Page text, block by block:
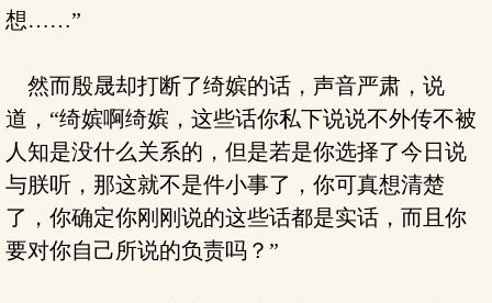
想……”
然而殷晟却打断了绮嫔的话，声音严肃，说
道，“绮嫔啊绮嫔，这些话你私下说说不外传不被
人知是没什么关系的，但是若是你选择了今日说
与朕听，那这就不是件小事了，你可真想清楚
了，你确定你刚刚说的这些话都是实话，而且你
要对你自己所说的负责吗？”